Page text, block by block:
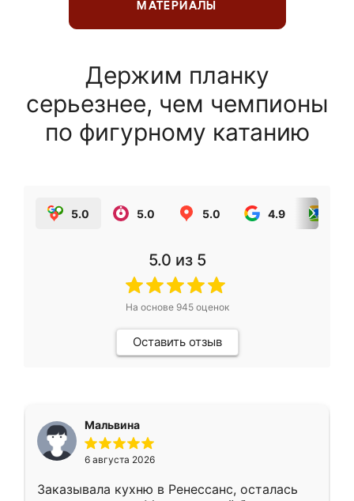
МАТЕРИАЛЫ
Держим планку
серьезнее, чем чемпионы
по фигурному катанию
5.0 5.0 5.0 4.9
5.0 из 5
На основе 945оценок
Оставить отзыв
Мальвина
6 августа 2026
Заказывала кухню в Ренессанс, осталась